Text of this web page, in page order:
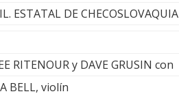
ESTATAL DE CHECOSLOVAQUIA
y DAVE GRUSIN con
BELL, violín